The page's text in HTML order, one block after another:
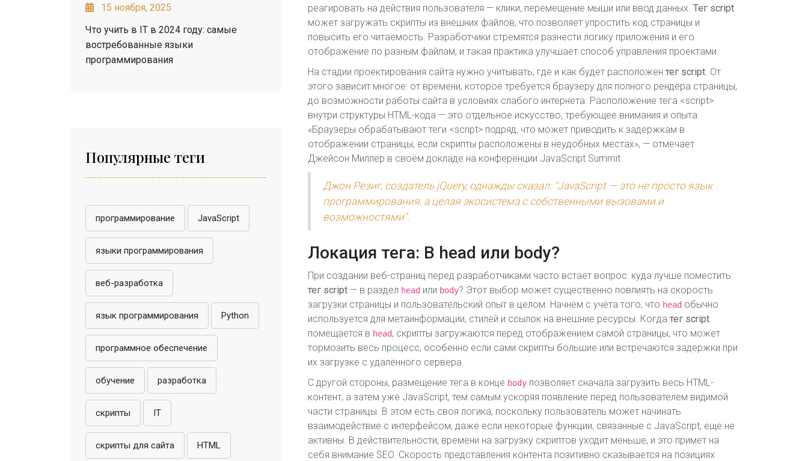
15 ноября, 2025
Что учить в IT в 2024 году: самые
востребованные языки
программирования
Популярные теги
программирование JavaScript
языки программирования
веб-разработка
язык программирования Python
программное обеспечение
обучение разработка
скрипты IT
скрипты для сайта HTML
реагировать на действия пользователя — клики, перемещение мыши или ввод данных. Тег script
может загружать скрипты из внешних файлов, что позволяет упростить код страницы и
повысить его читаемость. Разработчики стремятся разнести логику приложения и его
отображение по разным файлам, и такая практика улучшает способ управления проектами.
На стадии проектирования сайта нужно учитывать, где и как будет расположен тег script. От
этого зависит многое: от времени, которое требуется браузеру для полного рендера страницы,
до возможности работы сайта в условиях слабого интернета. Расположение тега <script>
внутри структуры HTML-кода — это отдельное искусство, требующее внимания и опыта.
«Браузеры обрабатывают теги <script> подряд, что может приводить к задержкам в
отображении страницы, если скрипты расположены в неудобных местах», — отмечает
Джейсон Миллер в своём докладе на конференции JavaScript Summit.
Джон Резиг, создатель jQuery, однажды сказал: "JavaScript — это не просто язык
программирования, а целая экосистема с собственными вызовами и
возможностями".
Локация тега: В head или body?
При создании веб-страниц перед разработчиками часто встает вопрос: куда лучше поместить
тег script — в раздел head или body? Этот выбор может существенно повлиять на скорость
загрузки страницы и пользовательский опыт в целом. Начнем с учёта того, что head обычно
используется для метаинформации, стилей и ссылок на внешние ресурсы. Когда тег script
помещается в head, скрипты загружаются перед отображением самой страницы, что может
тормозить весь процесс, особенно если сами скрипты большие или встречаются задержки при
их загрузке с удалённого сервера.
С другой стороны, размещение тега в конце body позволяет сначала загрузить весь HTML-
контент, а затем уже JavaScript, тем самым ускоряя появление перед пользователем видимой
части страницы. В этом есть своя логика, поскольку пользователь может начинать
взаимодействие с интерфейсом, даже если некоторые функции, связанные с JavaScript, еще не
активны. В действительности, времени на загрузку скриптов уходит меньше, и это примет на
себя внимание SEO. Скорость представления контента позитивно сказывается на позициях